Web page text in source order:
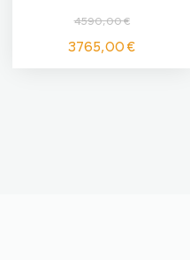
4590,00€
Le
prix
3765,00€Le